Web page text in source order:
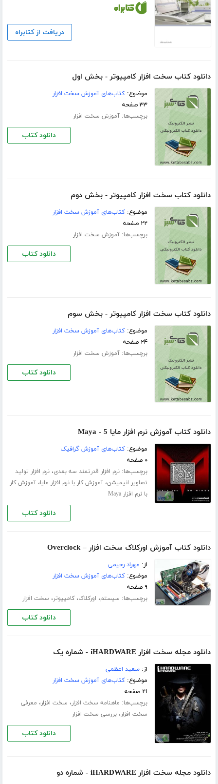
دریافت از کتابراه
دانلود کتاب سخت افزار کامپیوتر - بخش اول
موضوع:کتاب‌های آموزش سخت افزار
۳۳ صفحه
برچسب‌ها:آموزش سخت افزار
دانلود کتاب
دانلود کتاب سخت افزار کامپیوتر - بخش دوم
موضوع:کتاب‌های آموزش سخت افزار
۲۲ صفحه
برچسب‌ها:آموزش سخت افزار
دانلود کتاب
دانلود کتاب سخت افزار کامپیوتر - بخش سوم
موضوع:کتاب‌های آموزش سخت افزار
۲۴ صفحه
برچسب‌ها:آموزش سخت افزار
دانلود کتاب
دانلود کتاب آموزش نرم افزار مایا 5 - Maya
موضوع:کتاب‌های آموزش گرافیک
۰ صفحه
برچسب‌ها:نرم افزار قدرتمند سه بعدی،نرم افزار تولید
تصاویر انیمیشن،آموزش کار با نرم افزار مایا،آموزش کار
با نرم افزار Maya
دانلود کتاب
دانلود کتاب آموزش اورکلاک سخت افزار – Overclock
از: مهراد رحیمی
موضوع:کتاب‌های آموزش سخت افزار
۹ صفحه
برچسب‌ها: سیستم، اورکلاک،کامپیوتر، سخت افزار
دانلود کتاب
دانلود مجله سخت افزار iHARDWARE - شماره یک
از:سعید اعظمی
موضوع:کتاب‌های آموزش سخت افزار
۲۱ صفحه
برچسب‌ها: ماهنامه سخت افزار، سخت افزار، معرفی
سخت افزار،بررسی سخت افزار
دانلود کتاب
دانلود مجله سخت افزار iHARDWARE - شماره دو